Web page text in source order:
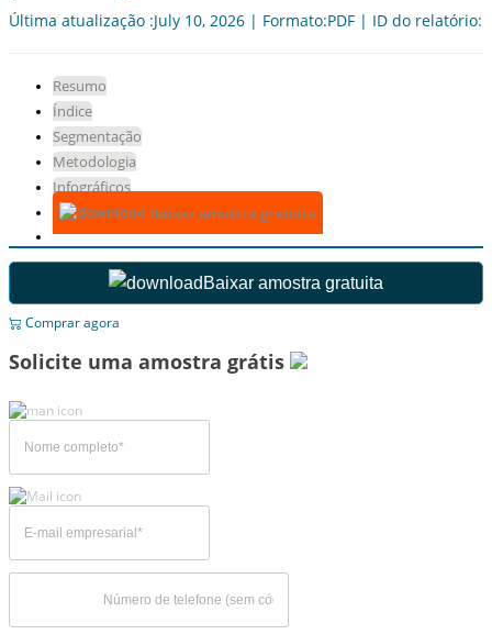
Última atualização :July 10, 2026 | Formato:PDF | ID do relatório:
Resumo
Índice
Segmentação
Metodologia
Infográficos
Baixar amostra gratuita
Baixar amostra gratuita
Comprar agora
Solicite uma amostra grátis